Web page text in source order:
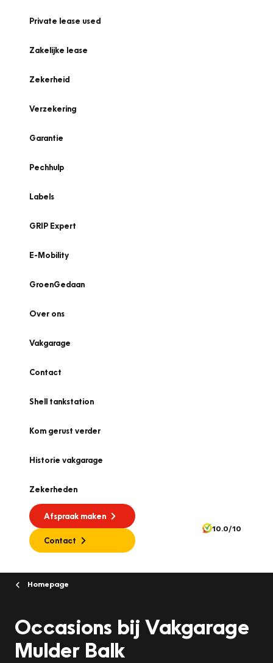
Private lease used
Zakelijke lease
Zekerheid
Verzekering
Garantie
Pechhulp
Labels
GRIP Expert
E-Mobility
GroenGedaan
Over ons
Vakgarage
Contact
Shell tankstation
Kom gerust verder
Historie vakgarage
Zekerheden
Afspraak maken
Contact
10.0/10
Homepage
Occasions bij Vakgarage
Mulder Balk